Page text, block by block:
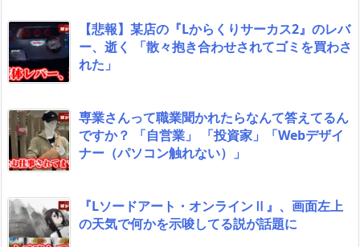
【悲報】某店の『Lからくりサーカス2』のレバ
ー、逝く 「散々抱き合わせされてゴミを買わさ
れた」
専業さんって職業聞かれたらなんて答えてるん
ですか？ 「自営業」 「投資家」「Webデザイ
ナー（パソコン触れない）」
『Lソードアート・オンラインⅡ』、画面左上
の天気で何かを示唆してる説が話題に